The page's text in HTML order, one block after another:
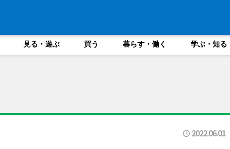
見る・遊ぶ 買う 暮らす・働く 学ぶ・知る
2022.06.01